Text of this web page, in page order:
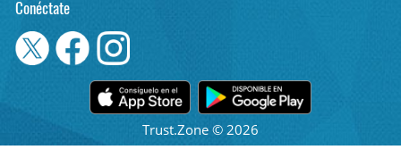
Conéctate
Trust.Zone © 2026